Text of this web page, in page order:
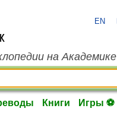
EN
на Академике
Книги Игры ⚽